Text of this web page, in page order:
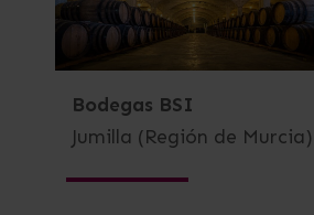
Bodegas BSI
Jumilla (Región de Murcia)